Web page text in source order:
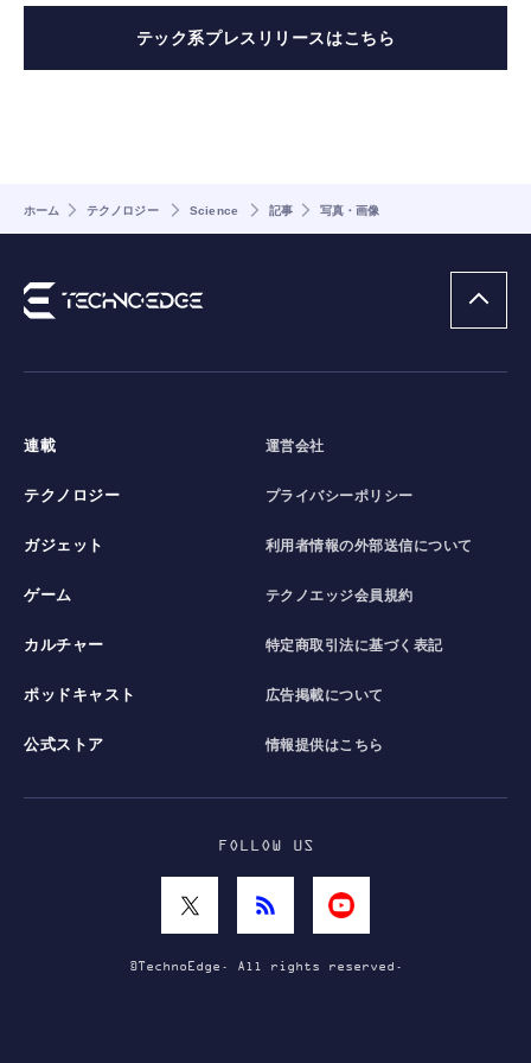
テック系プレスリリースはこちら
ホーム テクノロジー Science 記事 写真・画像
連載
テクノロジー
ガジェット
ゲーム
カルチャー
ポッドキャスト
公式ストア
運営会社
プライバシーポリシー
利用者情報の外部送信について
テクノエッジ会員規約
特定商取引法に基づく表記
広告掲載について
情報提供はこちら
FOLLOW US
©TechnoEdge. All rights reserved.